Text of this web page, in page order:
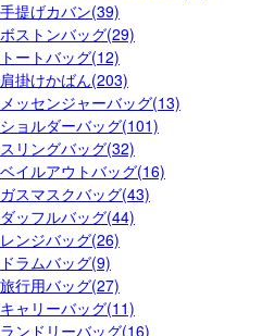
手提げカバン(39)
ボストンバッグ(29)
トートバッグ(12)
肩掛けかばん(203)
メッセンジャーバッグ(13)
ショルダーバッグ(101)
スリングバッグ(32)
ベイルアウトバッグ(16)
ガスマスクバッグ(43)
ダッフルバッグ(44)
レンジバッグ(26)
ドラムバッグ(9)
旅行用バッグ(27)
キャリーバッグ(11)
ランドリーバッグ(16)